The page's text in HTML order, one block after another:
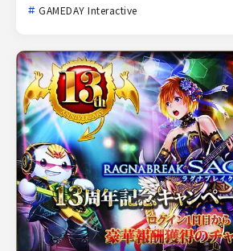
GAMEDAY Interactive